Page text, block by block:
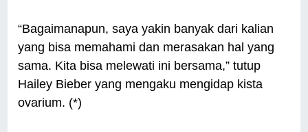
“Bagaimanapun, saya yakin banyak dari kalian
yang bisa memahami dan merasakan hal yang
sama. Kita bisa melewati ini bersama,” tutup
Hailey Bieber yang mengaku mengidap kista
ovarium. (*)